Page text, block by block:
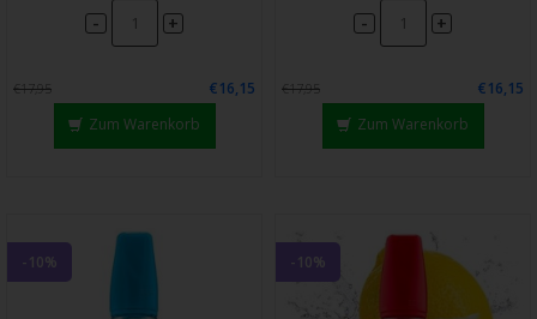
- +
€17,95
€16,15
Zum Warenkorb
- +
€17,95
€16,15
Zum Warenkorb
-10% -10%